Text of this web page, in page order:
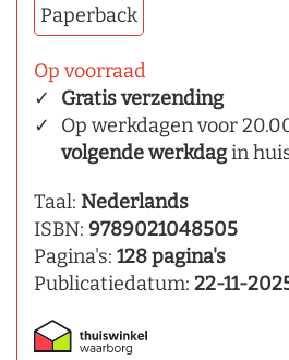
Paperback
Op voorraad
Gratis verzending
Op werkdagen voor
volgende werkdagin
Taal: Nederlands
ISBN: 9789021048505
Pagina's: 128 pagina's
Publicatiedatum: 22-11-